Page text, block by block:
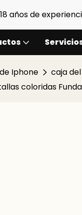
años de
Iphone
caja
coloridas